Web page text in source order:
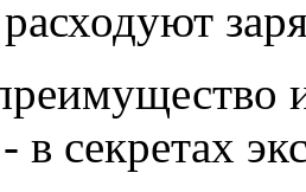
секретах